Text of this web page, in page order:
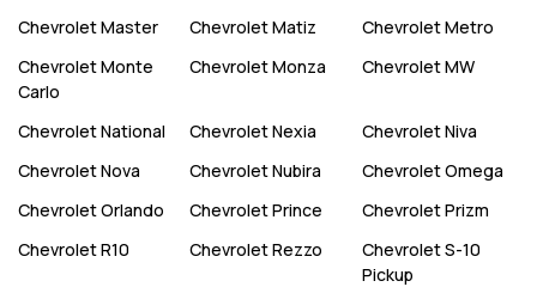
ChevroletMaster ChevroletMatiz ChevroletMetro
ChevroletMonte
Carlo
ChevroletMonza ChevroletMW
ChevroletNational ChevroletNexia ChevroletNiva
ChevroletNova ChevroletNubira ChevroletOmega
ChevroletOrlando ChevroletPrince ChevroletPrizm
ChevroletR10 ChevroletRezzo ChevroletS-10
Pickup